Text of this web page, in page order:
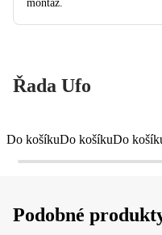
montáž.
Řada Ufo
Do košíkuDo košíkuDo
Podobné